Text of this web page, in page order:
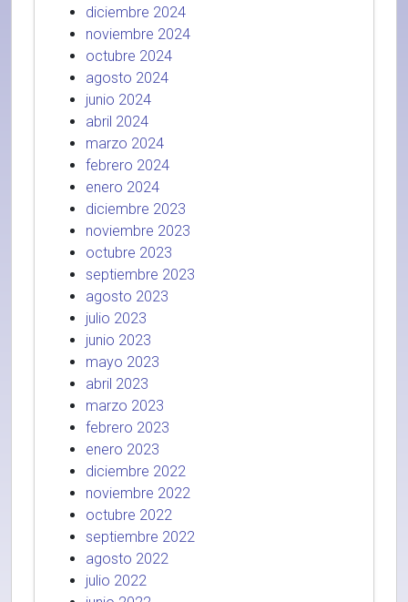
diciembre 2024
noviembre 2024
octubre 2024
agosto 2024
junio 2024
abril 2024
marzo 2024
febrero 2024
enero 2024
diciembre 2023
noviembre 2023
octubre 2023
septiembre 2023
agosto 2023
julio 2023
junio 2023
mayo 2023
abril 2023
marzo 2023
febrero 2023
enero 2023
diciembre 2022
noviembre 2022
octubre 2022
septiembre 2022
agosto 2022
julio 2022